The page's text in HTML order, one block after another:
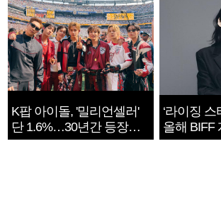
K팝 아이돌, '밀리언셀러'
단 1.6%…30년간 등장
1182개팀 전수조사
‘라이징 스
올해 BIFF
확정